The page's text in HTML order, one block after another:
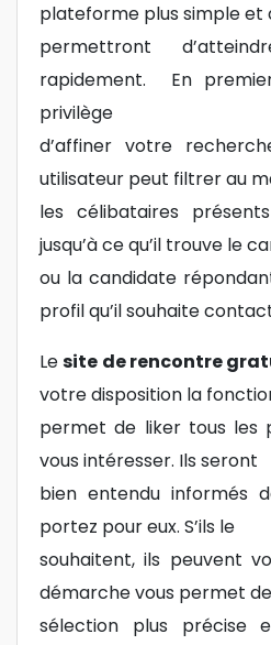
plateforme plus simple et
permettront
rapidement. En
privilège
d’affiner votre
utilisateur peut filtrer au
les célibataires
jusqu’à ce qu’il trouve le
ou la candidate
profil qu’il souhaite
Lesite de rencontre
votre disposition la
permet de liker tous les
vous intéresser. Ils seront
bien entendu informés
portez pour eux. S’ils le
souhaitent, ils peuvent
démarche vous permet
sélection plus précise